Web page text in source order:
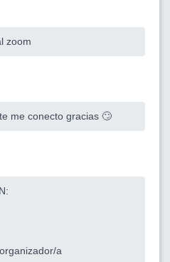
zoom
me conecto gracias 🙄
a